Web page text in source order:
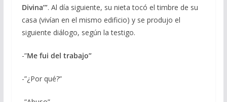
Divina’”. Al día siguiente, su nieta tocó el timbre de su
casa (vivían en el mismo edificio) y se produjo el
siguiente diálogo, según la testigo.
-”Me fui del trabajo”
-”¿Por qué?”